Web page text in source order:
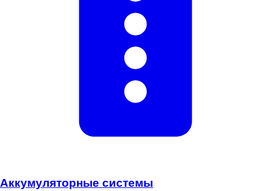
Аккумуляторные системы